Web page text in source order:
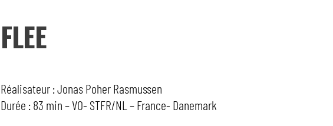
FLEE
Réalisateur : Jonas Poher Rasmussen
Durée : 83 min – VO- STFR/NL – France- Danemark